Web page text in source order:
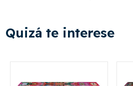
Quizá te interese